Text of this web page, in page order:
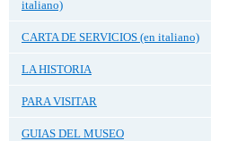
italiano)
CARTA DE SERVICIOS (en italiano)
LA HISTORIA
PARA VISITAR
GUIAS DEL MUSEO